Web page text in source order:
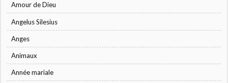
Amour de Dieu
Angelus Silesius
Anges
Animaux
Année mariale